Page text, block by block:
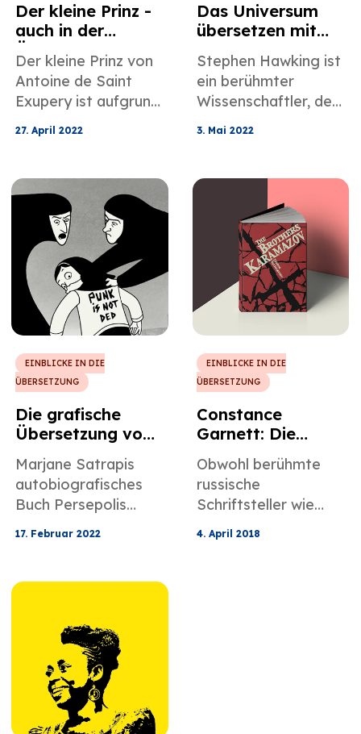
Der kleine Prinz -
auch in der
Übersetzung
einzigartig
Der kleine Prinz von
Antoine de Saint
Exupery ist aufgrund
seiner kurzen, aber
prägnanten Prosa
Zeichnungen nach
wie vor eine
Herausforderung für
Übersetzer aller
Sprachen.
27. April 2022
Das Universum
übersetzen mit
Stephen Hawking
Stephen Hawking ist
ein berühmter
Wissenschaftler, der
vor allem für seine
Löcher und eine
einzigartige
Sprachsoftware
bekannt ist, die im
Grunde ein System
ist, das übersetzt,
was er sagen
3. Mai 2022
EINBLICKE IN DIE
ÜBERSETZUNG
Die grafische
Übersetzung von
Persepolis
Marjane Satrapis
autobiografisches
Buch Persepolis
ihres Landes mit
literarischen
Auswirkungen auf die
spätere Welt.
17. Februar 2022
EINBLICKE IN DIE
ÜBERSETZUNG
Constance
Garnett: Die
unvollkommene
Pionierin der
russischen
Übersetzung
Obwohl berühmte
russische
Schriftsteller wie
und Chekov einen
4. April 2018